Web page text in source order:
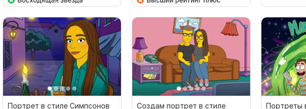
Портрет в стиле Симпсонов
Создам портрет в стиле
Портреты